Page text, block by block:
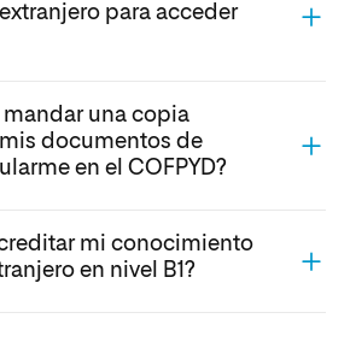
para acceder
mandar una copia
documentos de
en el COFPYD?
mi conocimiento
en nivel B1?